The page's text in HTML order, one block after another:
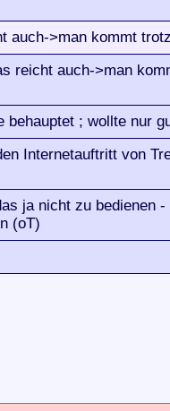
auch->man kommt
reicht auch->man
behauptet ; wollte nur
Internetauftritt von
ja nicht zu bedienen
(oT)